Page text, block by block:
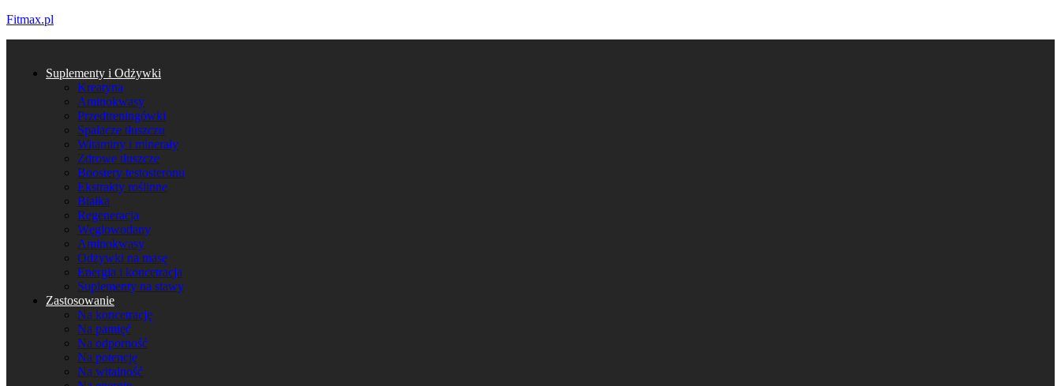
Fitmax.pl
Suplementy i Odżywki
Kreatyna
Aminokwasy
Przedtreningówki
Spalacze tłuszczu
Witaminy i minerały
Zdrowe tłuszcze
Boostery testosteronu
Ekstrakty roślinne
Białka
Regeneracja
Węglowodany
Aminokwasy
Odżywki na masę
Energia i koncetracja
Suplementy na stawy
Zastosowanie
Na koncetrację
Na pamięć
Na odporność
Na potencję
Na witalność